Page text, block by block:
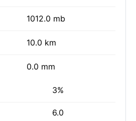
1012.0 mb
10.0 km
0.0 mm
3%
6.0